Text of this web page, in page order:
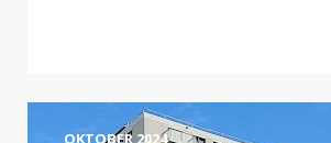
OKTOBER 2024